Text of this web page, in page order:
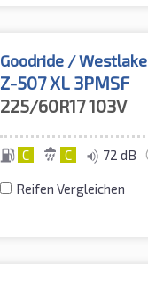
Goodride / Westlake
Z-507 XL 3PMSF
225/60R17103V
C C 72 dB
Reifen Vergleichen